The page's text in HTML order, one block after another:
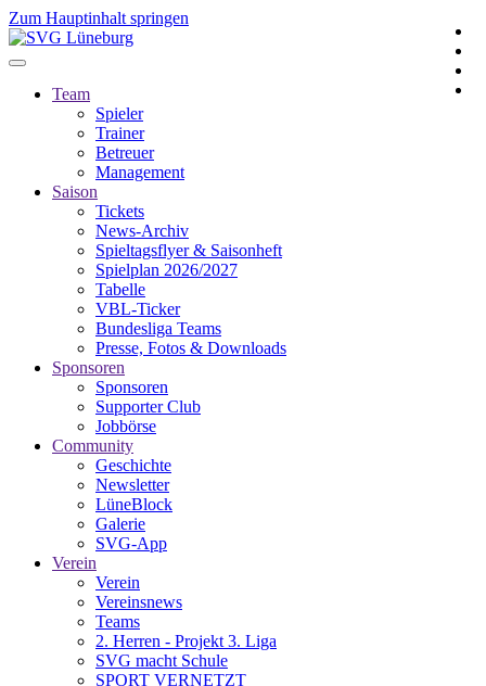
Zum Hauptinhalt springen
Team
Spieler
Trainer
Betreuer
Management
Saison
Tickets
News-Archiv
Spieltagsflyer & Saisonheft
Spielplan 2026/2027
Tabelle
VBL-Ticker
Bundesliga Teams
Presse, Fotos & Downloads
Sponsoren
Sponsoren
Supporter Club
Jobbörse
Community
Geschichte
Newsletter
LüneBlock
Galerie
SVG-App
Verein
Verein
Vereinsnews
Teams
2. Herren - Projekt 3. Liga
SVG macht Schule
SPORT VERNETZT